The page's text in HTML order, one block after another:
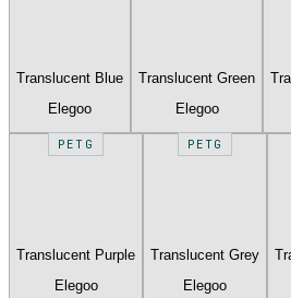
Translucent Blue
Elegoo
Translucent Green
Elegoo
PETG
Translucent Purple
Elegoo
PETG
Translucent Grey
Elegoo